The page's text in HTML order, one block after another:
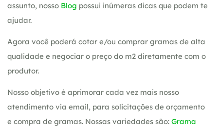
assunto, nosso Blog possui inúmeras dicas que podem te
ajudar.
Agora você poderá cotar e/ou comprar gramas de alta
qualidade e negociar o preço do m2 diretamente com o
produtor.
Nosso objetivo é aprimorar cada vez mais nosso
atendimento via email, para solicitações de orçamento
e compra de gramas. Nossas variedades são: Grama